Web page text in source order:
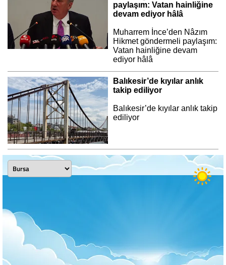
paylaşım: Vatan hainliğine
devam ediyor hâlâ
Muharrem İnce’den Nâzım
Hikmet göndermeli paylaşım:
Vatan hainliğine devam
ediyor hâlâ
Balıkesir’de kıyılar anlık
takip ediliyor
Balıkesir’de kıyılar anlık takip
ediliyor